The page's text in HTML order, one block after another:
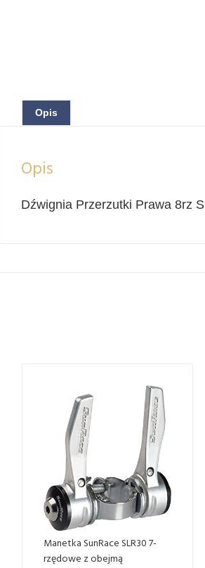
Opis
Opis
Dźwignia Przerzutki Prawa 8rz
Manetka SunRace SLR30 7-
rzędowe z obejmą